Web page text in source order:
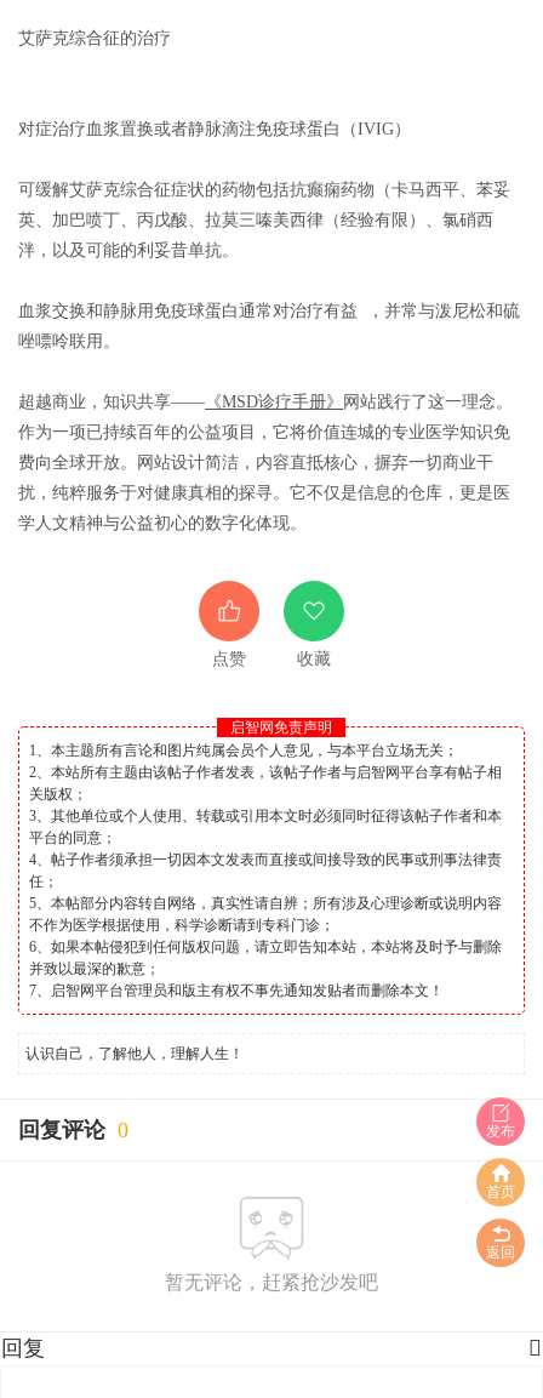
艾萨克综合征的治疗
对症治疗 血浆置换或者静脉滴注免疫球蛋白（IVIG）
可缓解艾萨克综合征症状的药物包括抗癫痫药物（卡马西平、苯妥
英、加巴喷丁、丙戊酸、拉莫三嗪美西律（经验有限）、氯硝西
泮，以及可能的利妥昔单抗。
血浆交换和静脉用免疫球蛋白通常对治疗有益
，并常与泼尼松和硫
唑嘌呤联用。
超越商业，知识共享—— 《MSD诊疗手册》
网站践行了这一理念。
作为一项已持续百年的公益项目，它将价值连城的专业医学知识免
费向全球开放。网站设计简洁，内容直抵核心，摒弃一切商业干
扰，纯粹服务于对健康真相的探寻。它不仅是信息的仓库，更是医
学人文精神与公益初心的数字化体现。
点赞 收藏
启智网免责声明
1、本主题所有言论和图片纯属会员个人意见，与本平台立场无关；
2、本站所有主题由该帖子作者发表，该帖子作者与启智网平台享有帖子相
关版权；
3、其他单位或个人使用、转载或引用本文时必须同时征得该帖子作者和本
平台的同意；
4、帖子作者须承担一切因本文发表而直接或间接导致的民事或刑事法律责
任；
5、本帖部分内容转自网络，真实性请自辨；所有涉及心理诊断或说明内容
不作为医学根据使用，科学诊断请到专科门诊；
6、如果本帖侵犯到任何版权问题，请立即告知本站，本站将及时予与删除
并致以最深的歉意；
7、启智网平台管理员和版主有权不事先通知发贴者而删除本文！
认识自己，了解他人，理解人生！
回复评论 0
暂无评论，赶紧抢沙发吧
发布
首页
返回

回复